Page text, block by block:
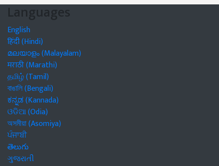
Languages
English
हिंदी (Hindi)
മലയാളം (Malayalam)
मराठी (Marathi)
தமிழ் (Tamil)
বাঙালি (Bengali)
ಕನ್ನಡ (Kannada)
ଓଡିଆ (Odia)
অসমীয়া (Asomiya)
ਪੰਜਾਬੀ
తెలుగు
ગુજરાતી